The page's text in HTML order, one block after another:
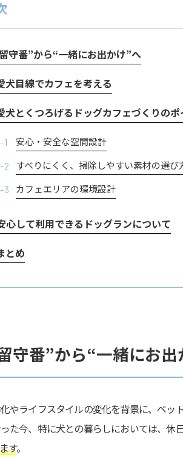
守番”から“一緒にお出かけ”へ
犬目線でカフェを考える
犬とくつろげるドッグカフェづくりのポ
1 安心・安全な空間設計
2 すべりにくく、掃除しやすい素材の選び
3 カフェエリアの環境設計
心して利用できるドッグランについて
とめ
守番”から“一緒にお出
やライフスタイルの変化を背景に、ペッ
た今、特に犬との暮らしにおいては、
す。